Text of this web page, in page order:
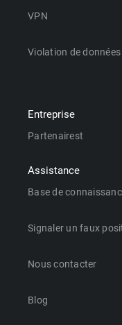
VPN
Violation de données
Entreprise
Partenairest
Assistance
Base de
Signaler un faux
Nous contacter
Blog